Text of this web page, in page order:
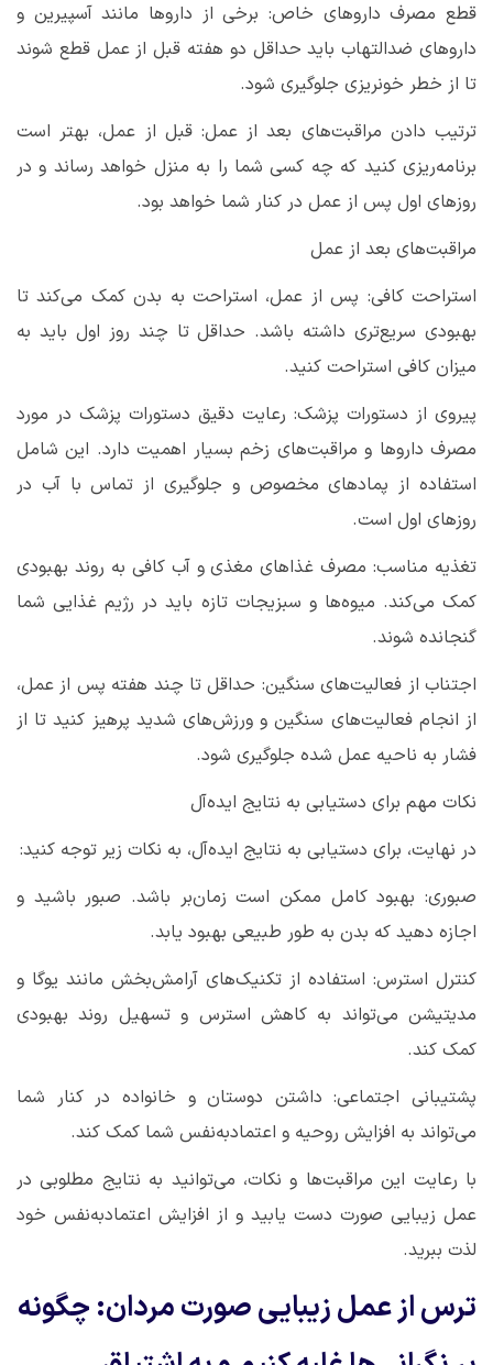
قطع مصرف داروهای خاص: برخی از داروها مانند آسپیرین و
داروهای ضدالتهاب باید حداقل دو هفته قبل از عمل قطع شوند
تا از خطر خونریزی جلوگیری شود.
ترتیب دادن مراقبت‌های بعد از عمل: قبل از عمل، بهتر است
برنامه‌ریزی کنید که چه کسی شما را به منزل خواهد رساند و در
روزهای اول پس از عمل در کنار شما خواهد بود.
مراقبت‌های بعد از عمل
استراحت کافی: پس از عمل، استراحت به بدن کمک می‌کند تا
بهبودی سریع‌تری داشته باشد. حداقل تا چند روز اول باید به
میزان کافی استراحت کنید.
پیروی از دستورات پزشک: رعایت دقیق دستورات پزشک در مورد
مصرف داروها و مراقبت‌های زخم بسیار اهمیت دارد. این شامل
استفاده از پمادهای مخصوص و جلوگیری از تماس با آب در
روزهای اول است.
تغذیه مناسب: مصرف غذاهای مغذی و آب کافی به روند بهبودی
کمک می‌کند. میوه‌ها و سبزیجات تازه باید در رژیم غذایی شما
گنجانده شوند.
اجتناب از فعالیت‌های سنگین: حداقل تا چند هفته پس از عمل،
از انجام فعالیت‌های سنگین و ورزش‌های شدید پرهیز کنید تا از
فشار به ناحیه عمل شده جلوگیری شود.
نکات مهم برای دستیابی به نتایج ایده‌آل
در نهایت، برای دستیابی به نتایج ایده‌آل، به نکات زیر توجه کنید:
صبوری: بهبود کامل ممکن است زمان‌بر باشد. صبور باشید و
اجازه دهید که بدن به طور طبیعی بهبود یابد.
کنترل استرس: استفاده از تکنیک‌های آرامش‌بخش مانند یوگا و
مدیتیشن می‌تواند به کاهش استرس و تسهیل روند بهبودی
کمک کند.
پشتیبانی اجتماعی: داشتن دوستان و خانواده در کنار شما
می‌تواند به افزایش روحیه و اعتمادبه‌نفس شما کمک کند.
با رعایت این مراقبت‌ها و نکات، می‌توانید به نتایج مطلوبی در
عمل زیبایی صورت دست یابید و از افزایش اعتمادبه‌نفس خود
لذت ببرید.
ترس از عمل زیبایی صورت مردان: چگونه